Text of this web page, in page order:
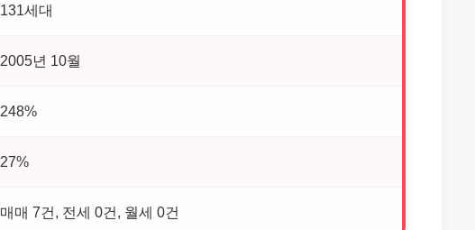
131세대
2005년 10월
248%
27%
매매 7건, 전세 0건, 월세 0건